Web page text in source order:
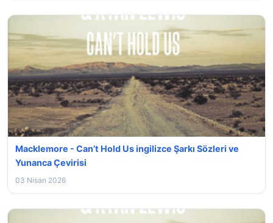
Macklemore - Can’t Hold Us ingilizce Şarkı Sözleri ve
Yunanca Çevirisi
03 Nisan 2026